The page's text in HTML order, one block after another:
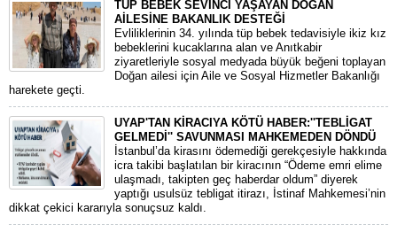
TÜP BEBEK SEVİNCİ YAŞAYAN DOĞAN
AİLESİNE BAKANLIK DESTEĞİ
​Evliliklerinin 34. yılında tüp bebek tedavisiyle ikiz kız
bebeklerini kucaklarına alan ve Anıtkabir
ziyaretleriyle sosyal medyada büyük beğeni toplayan
Doğan ailesi için Aile ve Sosyal Hizmetler Bakanlığı
harekete geçti.
UYAP'TAN KİRACIYA KÖTÜ HABER:''TEBLİGAT
GELMEDİ'' SAVUNMASI MAHKEMEDEN DÖNDÜ
​İstanbul’da kirasını ödemediği gerekçesiyle hakkında
icra takibi başlatılan bir kiracının “Ödeme emri elime
ulaşmadı, takipten geç haberdar oldum” diyerek
yaptığı usulsüz tebligat itirazı, İstinaf Mahkemesi’nin
dikkat çekici kararıyla sonuçsuz kaldı.